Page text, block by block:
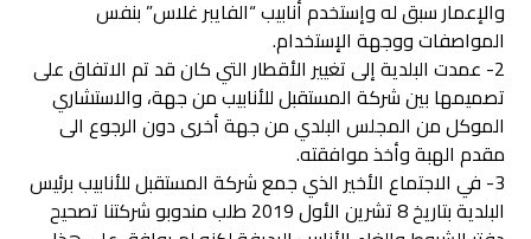
والإعمار سبق له وإستخدم أنابيب “الفايبر غلاس” بنفس
المواصفات ووجهة الإستخدام.
2- عمدت البلدية إلى تغيير الأقطار التي كان قد تم الاتفاق على
تصميمها بين شركة المستقبل للأنابيب من جهة، والاستشاري
الموكل من المجلس البلدي من جهة أخرى دون الرجوع الى
مقدم الهبة وأخذ موافقته.
3- في الاجتماع الأخير الذي جمع شركة المستقبل للأنابيب برئيس
البلدية بتاريخ 8 تشرين الأول 2019 طلب مندوبو شركتنا تصحيح